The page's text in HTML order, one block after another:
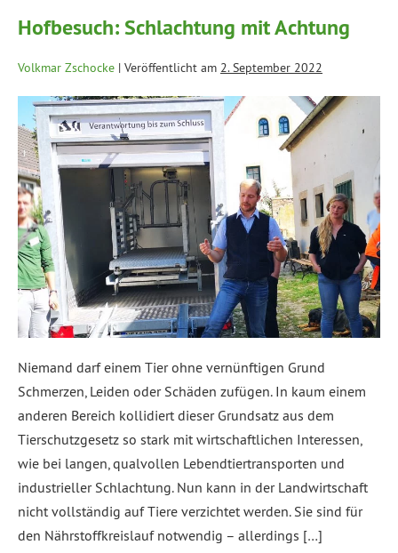
Hofbesuch: Schlachtung mit Achtung
Volkmar Zschocke | Veröffentlicht am 2. September 2022
Niemand darf einem Tier ohne vernünftigen Grund
Schmerzen, Leiden oder Schäden zufügen. In kaum einem
anderen Bereich kollidiert dieser Grundsatz aus dem
Tierschutzgesetz so stark mit wirtschaftlichen Interessen,
wie bei langen, qualvollen Lebendtiertransporten und
industrieller Schlachtung. Nun kann in der Landwirtschaft
nicht vollständig auf Tiere verzichtet werden. Sie sind für
den Nährstoffkreislauf notwendig – allerdings […]